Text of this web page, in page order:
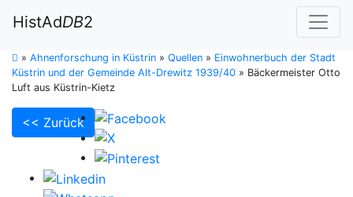
HistAdDB2
» Ahnenforschung in Küstrin » Quellen » Einwohnerbuch der Stadt
Küstrin und der Gemeinde Alt-Drewitz 1939/40 » Bäckermeister Otto
Luft aus Küstrin-Kietz
<< Zurück